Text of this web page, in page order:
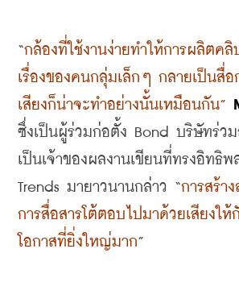
“กล้องที่ใช้งานง่ายทำให้การผลิตคลิ
เรื่องของคนกลุ่มเล็กๆ กลายเป็นสื่
เสียงก็น่าจะทำอย่างนั้นเหมือนกัน”
ซึ่งเป็นผู้ร่วมก่อตั้ง Bond บริษัทร่ว
เป็นเจ้าของผลงานเขียนที่ทรงอิทธิพ
Trends มายาวนานกล่าว “การสร้า
การสื่อสารโต้ตอบไปมาด้วยเสียงใ
โอกาสที่ยิ่งใหญ่มาก”